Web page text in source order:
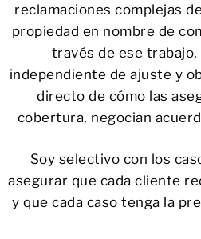
reclamaciones complejas
propiedad en nombre de
través de ese
independiente de ajuste y
directo de cómo las
cobertura, negocian
Soy selectivo con los
asegurar que cada cliente
y que cada caso tenga la